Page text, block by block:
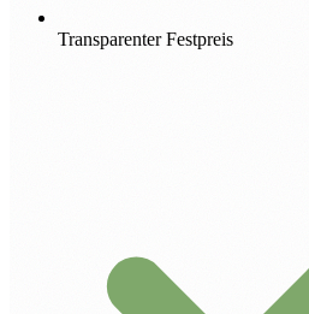
Transparenter Festpreis